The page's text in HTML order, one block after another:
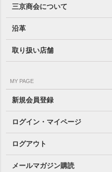
三京商会について
沿革
取り扱い店舗
MY PAGE
新規会員登録
ログイン・マイページ
ログアウト
メールマガジン購読